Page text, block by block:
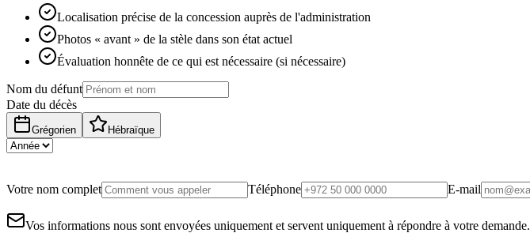
Localisation précise de la concession auprès de l'administration
Photos « avant » de la stèle dans son état actuel
Évaluation honnête de ce qui est nécessaire (si nécessaire)
Nom du défunt
Date du décès
Grégorien Hébraïque
Votre nom complet Téléphone E-mail
Vos informations nous sont envoyées uniquement et servent uniquement à répondre à votre demande.